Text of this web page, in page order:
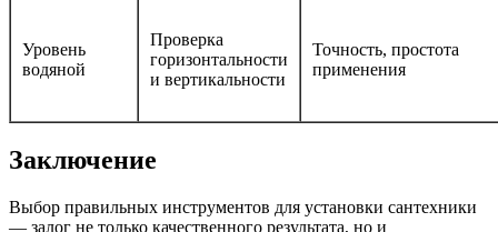
Уровень
водяной
Проверка
горизонтальности
и вертикальности
Точность, простота
применения
Заключение
Выбор правильных инструментов для установки сантехники
— залог не только качественного результата, но и